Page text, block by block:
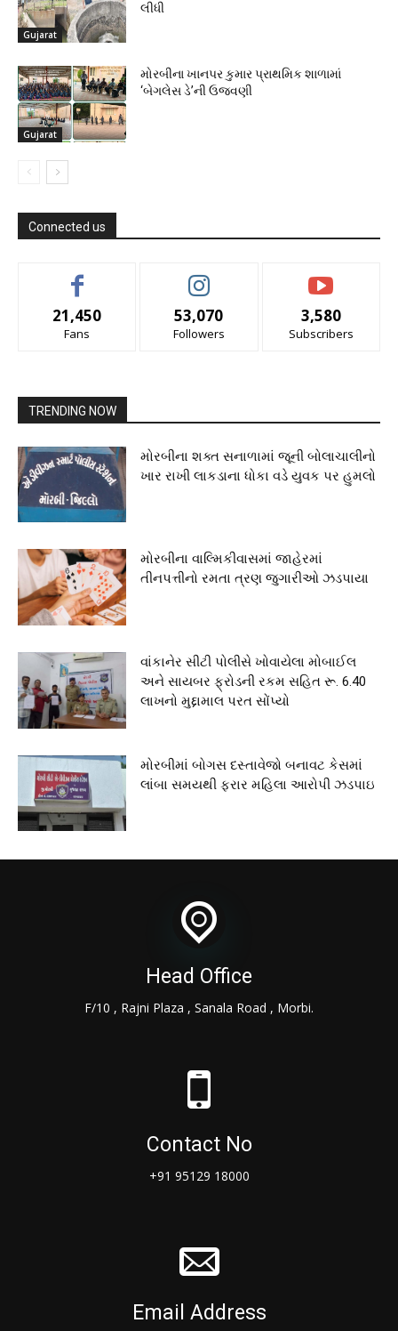
Gujarat
લીધી
Gujarat
મોરબીના ખાનપર કુમાર પ્રાથમિક શાળામાં
‘બેગલેસ ડે’ની ઉજવણી
Connected us
21,450
Fans
53,070
Followers
3,580
Subscribers
TRENDING NOW
મોરબીના શક્ત સનાળામાં જૂની બોલાચાલીનો
ખાર રાખી લાકડાના ધોકા વડે યુવક પર હુમલો
મોરબીના વાલ્મિકીવાસમાં જાહેરમાં
તીનપત્તીનો રમતા ત્રણ જુગારીઓ ઝડપાયા
વાંકાનેર સીટી પોલીસે ખોવાયેલા મોબાઈલ
અને સાયબર ફ્રોડની રકમ સહિત રૂ. 6.40
લાખનો મુદ્દામાલ પરત સોંપ્યો
મોરબીમાં બોગસ દસ્તાવેજો બનાવટ કેસમાં
લાંબા સમયથી ફરાર મહિલા આરોપી ઝડપાઇ
Head Office
F/10 , Rajni Plaza , Sanala Road , Morbi.
Contact No
+91 95129 18000
Email Address